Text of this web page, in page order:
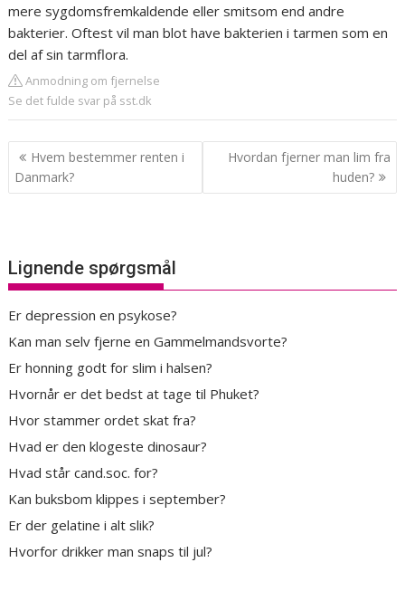
mere sygdomsfremkaldende eller smitsom end andre
bakterier. Oftest vil man blot have bakterien i tarmen som en
del af sin tarmflora.
Anmodning om fjernelse
Se det fulde svar på sst.dk
Indlægsnavigation
Hvem bestemmer renten i
Danmark?
Hvordan fjerner man lim fra
huden?
Lignende spørgsmål
Er depression en psykose?
Kan man selv fjerne en Gammelmandsvorte?
Er honning godt for slim i halsen?
Hvornår er det bedst at tage til Phuket?
Hvor stammer ordet skat fra?
Hvad er den klogeste dinosaur?
Hvad står cand.soc. for?
Kan buksbom klippes i september?
Er der gelatine i alt slik?
Hvorfor drikker man snaps til jul?